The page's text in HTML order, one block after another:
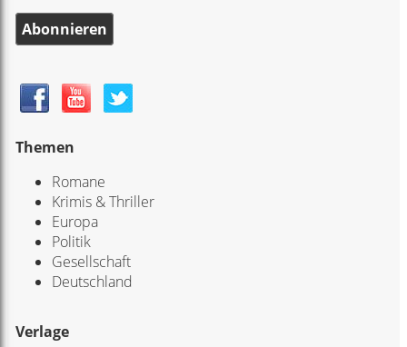
Abonnieren
Themen
Romane
Krimis & Thriller
Europa
Politik
Gesellschaft
Deutschland
Verlage